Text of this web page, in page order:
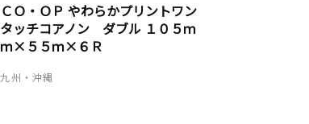
ＣＯ・ＯＰ やわらかプリントワン
タッチコアノン ダブル １０５ｍ
ｍ×５５ｍ×６Ｒ
九州・沖縄